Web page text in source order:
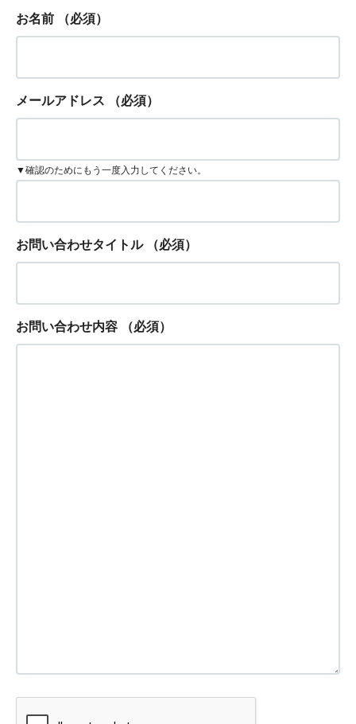
お名前 （必須）
メールアドレス （必須）
▼確認のためにもう一度入力してください。
お問い合わせタイトル （必須）
お問い合わせ内容 （必須）